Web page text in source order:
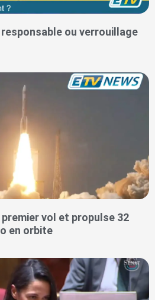
ou verrouillage
vol et propulse 32
en orbite